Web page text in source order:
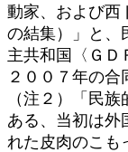
動家、および西
の結集）」と、
主共和国〈ＧＤ
２００７年の合
（注２）「民
ある、当初は外
れた皮肉のこも